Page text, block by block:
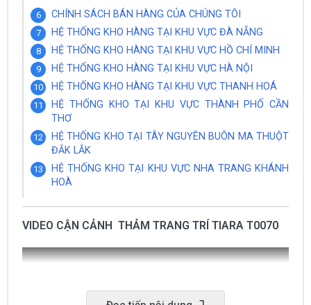
CHÍNH SÁCH BÁN HÀNG CỦA CHÚNG TÔI
HỆ THỐNG KHO HÀNG TẠI KHU VỰC ĐÀ NẴNG
HỆ THỐNG KHO HÀNG TẠI KHU VỰC HỒ CHÍ MINH
HỆ THỐNG KHO HÀNG TẠI KHU VỰC HÀ NỘI
HỆ THỐNG KHO HÀNG TẠI KHU VỰC THANH HOÁ
HỆ THỐNG KHO TẠI KHU VỰC THÀNH PHỐ CẦN
THƠ
HỆ THỐNG KHO TẠI TÂY NGUYÊN BUÔN MA THUỘT
ĐẮK LẮK
HỆ THỐNG KHO TẠI KHU VỰC NHA TRANG KHÁNH
HOÀ
VIDEO CẬN CẢNH THẢM TRANG TRÍ TIARA T0070